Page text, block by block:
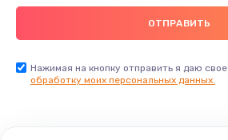
Нажимая на кнопку отправить я даю свое
обработку моих персональных данных.